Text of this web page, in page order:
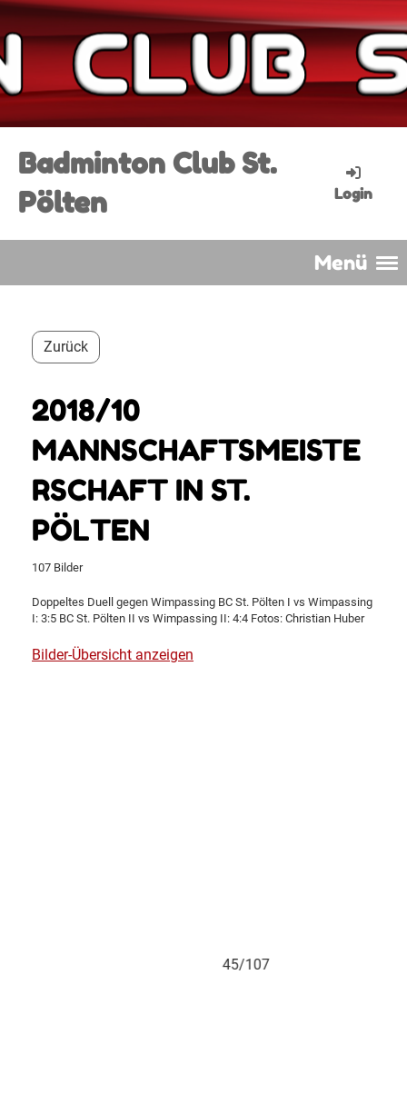
Badminton Club St.
Pölten
Login
Menü
Zurück
2018/10
MANNSCHAFTSMEISTE
RSCHAFT IN ST.
PÖLTEN
107 Bilder
Doppeltes Duell gegen Wimpassing BC St. Pölten I vs Wimpassing
I: 3:5 BC St. Pölten II vs Wimpassing II: 4:4 Fotos: Christian Huber
Bilder-Übersicht anzeigen